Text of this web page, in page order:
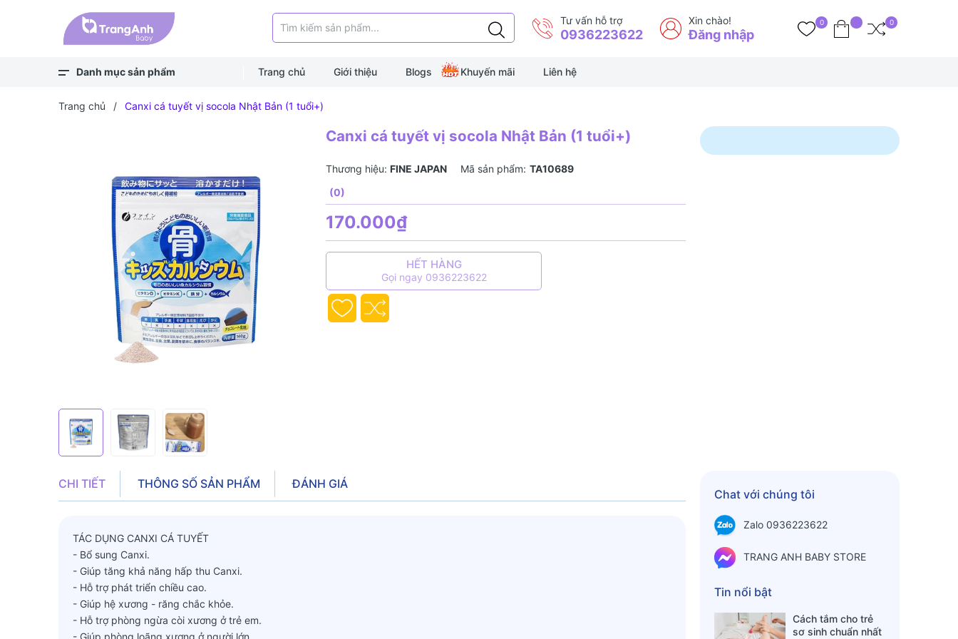
Tư vấn hỗ trợ
0936223622
Xin chào!
Đăng nhập
0 0
Danh mục sản phẩm Trang chủ Giới thiệu Blogs Khuyến mãi Liên hệ
Trang chủ / Canxi cá tuyết vị socola Nhật Bản (1 tuổi+)
Canxi cá tuyết vị socola Nhật Bản (1 tuổi+)
Thương hiệu: FINE JAPAN Mã sản phẩm: TA10689
(0)
170.000₫
HẾT HÀNG
Gọi ngay 0936223622
CHI TIẾT THÔNG SỐ SẢN PHẨM ĐÁNH GIÁ
TÁC DỤNG CANXI CÁ TUYẾT
- Bổ sung Canxi.
- Giúp tăng khả năng hấp thu Canxi.
- Hỗ trợ phát triển chiều cao.
- Giúp hệ xương - răng chắc khỏe.
- Hỗ trợ phòng ngừa còi xương ở trẻ em.
- Giúp phòng loãng xương ở người lớn.
Chat với chúng tôi
Zalo 0936223622
TRANG ANH BABY STORE
Tin nổi bật
Cách tắm cho trẻ
sơ sinh chuẩn nhất